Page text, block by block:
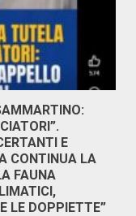
E
CONTINUA LA
FAUNA
LE DOPPIETTE”